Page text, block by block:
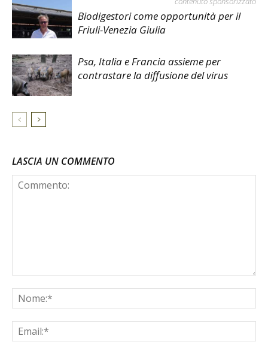
Biodigestori come opportunità per il
Friuli-Venezia Giulia
Psa, Italia e Francia assieme per
contrastare la diffusione del virus
LASCIA UN COMMENTO